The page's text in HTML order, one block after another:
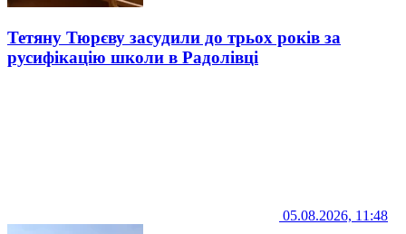
Тетяну Тюрєву засудили до трьох років за
русифікацію школи в Радолівці
05.08.2026, 11:48